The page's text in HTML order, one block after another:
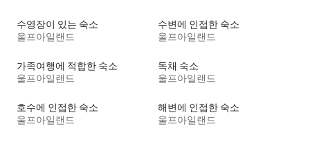
수영장이 있는 숙소
울프아일랜드
수변에 인접한 숙소
울프아일랜드
가족여행에 적합한 숙소
울프아일랜드
독채 숙소
울프아일랜드
호수에 인접한 숙소
울프아일랜드
해변에 인접한 숙소
울프아일랜드